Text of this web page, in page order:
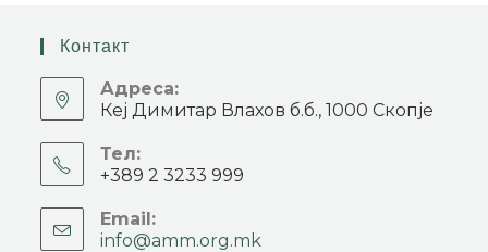
Контакт
Адреса:
Кеј Димитар Влахов б.б., 1000 Скопје
Тел:
+389 2 3233 999
Email:
info@amm.org.mk